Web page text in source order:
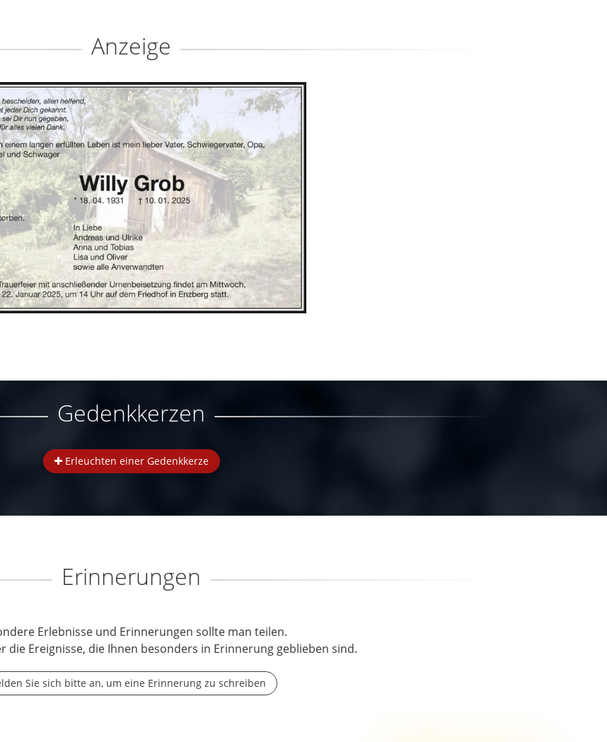
Anzeige
Gedenkkerzen
Erleuchten einer Gedenkkerze
Erinnerungen
Erlebnisse und Erinnerungen sollte man teilen.
die Ereignisse, die Ihnen besonders in Erinnerung geblieben sind.
Sie sich bitte an, um eine Erinnerung zu schreiben